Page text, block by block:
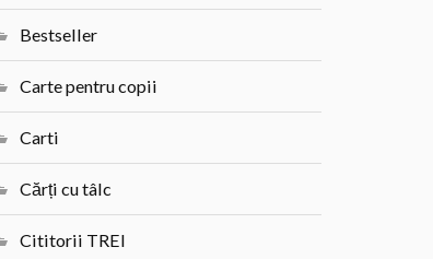
Bestseller
Carte pentru copii
Carti
Cărți cu tâlc
Cititorii TREI